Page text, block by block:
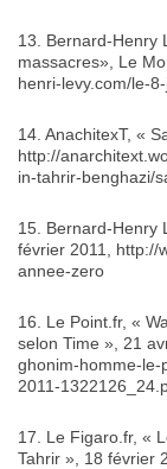
13. Bernard-Henry
massacres», Le
henri-levy.com/le-
14. AnachitexT, «
http://
in-tahrir-benghazi/
15. Bernard-Henry
février 2011, http://
annee-zero
16. Le Point.fr, «
selon Time », 21
ghonim-homme-le-
2011-
17. Le Figaro.fr, «
Tahrir », 18 février